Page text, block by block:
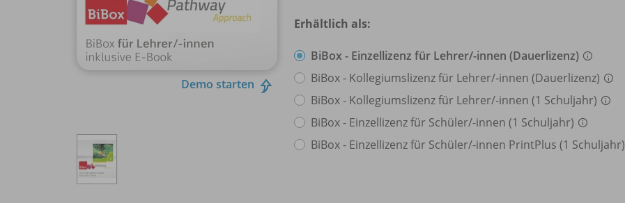
Demo starten
Erhältlich als:
BiBox - Einzellizenz für Lehrer/-innen (Dauerlizenz)
BiBox - Kollegiumslizenz für Lehrer/-innen (Dauerlizenz)
BiBox - Kollegiumslizenz für Lehrer/-innen (1 Schuljahr)
BiBox - Einzellizenz für Schüler/-innen (1 Schuljahr)
BiBox - Einzellizenz für Schüler/-innen PrintPlus (1 Schuljahr)